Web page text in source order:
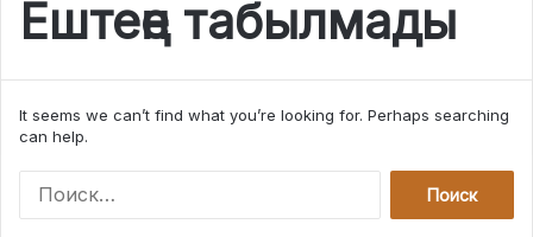
Ештеңе табылмады
It seems we can’t find what you’re looking for. Perhaps searching
can help.